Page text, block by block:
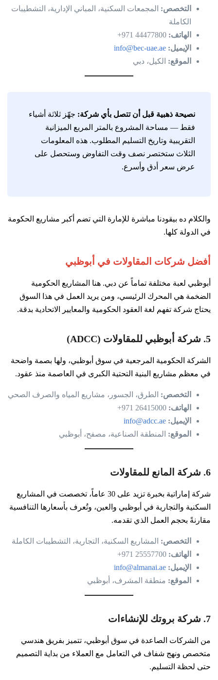
التخصص: المجمعات السكنية، المباني الإدارية، التشطيبات
الكاملة
الهاتف:
الإيميل: info@bec-uae.ae
الموقع: الكيل، دبي
نصيحة ذهبية قبل أن تتصل بأي شركة: جهّز ثلاثة أشياء
فقط — مساحة المشروع بالمتر المربع الميزانية
التقريبية وتاريخ التسليم المطلوب. هذه المعلومات
الثلاث ستختصر نصف وقت التفاوض وستحصل على
عرض سعر أدق وأسرع.
والكلام ده بيقودنا مباشرة للإمارة التي تضم أكبر مشاريع الحكومة
في الدولة كلها.
أفضل شركات المقاولات في أبوظبي
أبوظبي لعبة مختلفة تماماً عن دبي. هنا المشاريع الحكومية
الضخمة هي المحرك الرئيسي، ومن يريد العمل في هذا السوق
يحتاج شركة تفهم لغة العقود الحكومية والمعايير الاتحادية بدقة.
5. شركة أبوظبي للمقاولات (ADCC)
الشركة الحكومية المرجعية في سوق أبوظبي، ولها بصمة واضحة
في معظم مشاريع البنية التحتية الكبرى في العاصمة منذ عقود.
التخصص: الطرق، الجسور، مشاريع المياه والصرف الصحي
الهاتف:
الإيميل: info@adcc.ae
الموقع: المنطقة الصناعية، مصفح، أبوظبي
6. شركة المانع للمقاولات
شركة إماراتية بخبرة تزيد على 30 عاماً، تخصصت في المشاريع
السكنية والتجارية في أبوظبي والعين، وتُعرف بأسعارها التنافسية
مقارنةً بحجم العمل الذي تقدمه.
التخصص: المشاريع السكنية، التجارية، التشطيبات الكاملة
الهاتف:
الإيميل: info@almanai.ae
الموقع: منطقة المشرف، أبوظبي
7. شركة بروتك للإنشاءات
من الشركات الصاعدة في سوق أبوظبي، تتميز بفريق هندسي
متخصص ونهج شفاف في التعامل مع العملاء من بداية التصميم
حتى لحظة التسليم.